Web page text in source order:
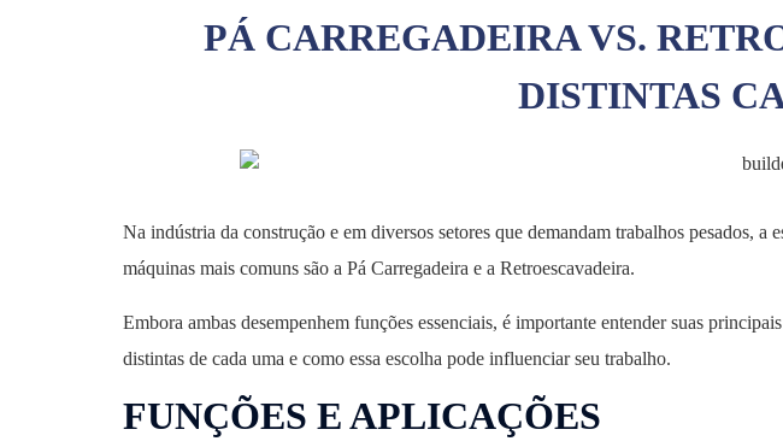
PÁ CARREGADEIRA VS.
DISTINTAS
Na indústria da construção e em diversos setores que demandam trabalhos pesados,
máquinas mais comuns são a Pá Carregadeira e a Retroescavadeira.
Embora ambas desempenhem funções essenciais, é importante entender suas
distintas de cada uma e como essa escolha pode influenciar seu trabalho.
FUNÇÕES E APLICAÇÕES